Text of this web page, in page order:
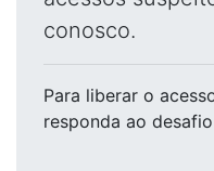
conosco.
Para liberar o
responda ao